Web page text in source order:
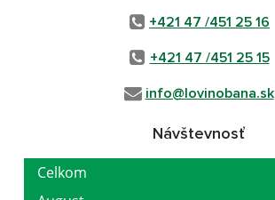
+421 47 /451 25 16
+421 47 /451 25 15
info@lovinobana.sk
Návštevnosť